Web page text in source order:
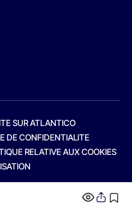
SUR ATLANTICO
DE CONFIDENTIALITE
RELATIVE AUX COOKIES